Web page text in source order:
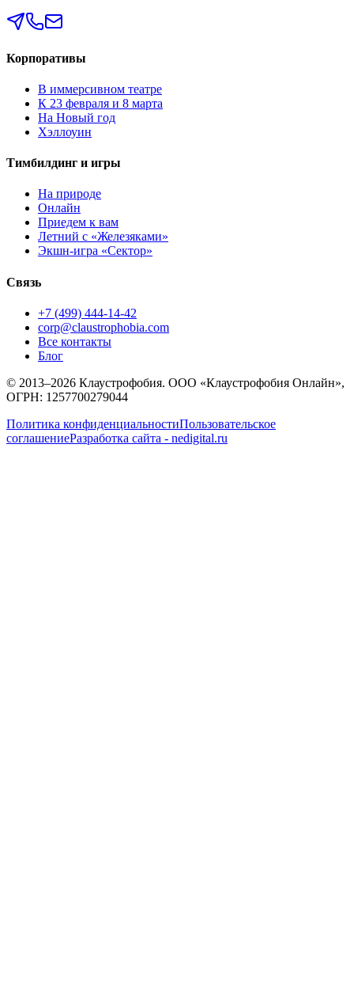
Корпоративы
В иммерсивном театре
К 23 февраля и 8 марта
На Новый год
Хэллоуин
Тимбилдинг и игры
На природе
Онлайн
Приедем к вам
Летний с «Железяками»
Экшн-игра «Сектор»
Связь
+7 (499) 444-14-42
corp@claustrophobia.com
Все контакты
Блог
© 2013–2026 Клаустрофобия. ООО «Клаустрофобия Онлайн»,
ОГРН: 1257700279044
Политика конфиденциальностиПользовательское
соглашениеРазработка сайта - nedigital.ru